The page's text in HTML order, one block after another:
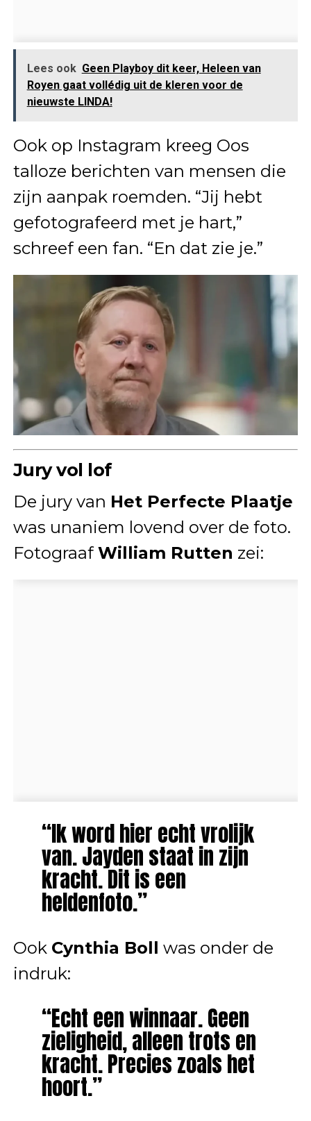
Lees ook Geen Playboy dit keer, Heleen van
Royen gaat vollédig uit de kleren voor de
nieuwste LINDA!
Ook op Instagram kreeg Oos
talloze berichten van mensen die
zijn aanpak roemden. “Jij hebt
gefotografeerd met je hart,”
schreef een fan. “En dat zie je.”
Jury vol lof
De jury van Het Perfecte Plaatje
was unaniem lovend over de foto.
FotograafWilliam Rutten zei:
“Ik word hier echt vrolijk
van. Jayden staat in zijn
kracht. Dit is een
heldenfoto.”
Ook Cynthia Boll was onder de
indruk:
“Echt een winnaar. Geen
zieligheid, alleen trots en
kracht. Precies zoals het
hoort.”